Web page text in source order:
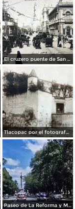
El cruzero puente de San Francisco y Guardiola por el fotografo Felix Miret.
Tlacopac por el fotografo Hugo Brehme.
Paseo de La Reforma y Mto a La Independencia 1950